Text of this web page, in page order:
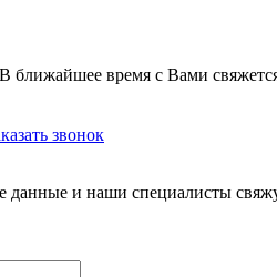
ближайшее время с Вами
звонок
данные и наши специалисты